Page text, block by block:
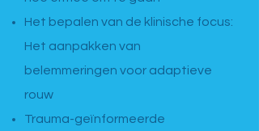
Het bepalen van de klinische focus:
Het aanpakken van
belemmeringen voor adaptieve
rouw
Trauma-geïnformeerde